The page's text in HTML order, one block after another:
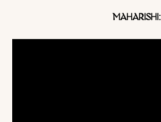
MAHARISHI: